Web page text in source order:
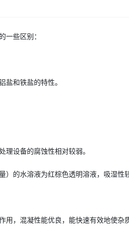
一些区别：
盐和铁盐的特性。
设备的腐蚀性相对较弱。
的水溶液为红棕色透明溶液，吸湿性
，混凝性能优良，能快速有效地使杂